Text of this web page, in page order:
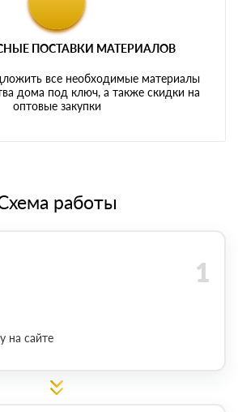
ПОСТАВКИ МАТЕРИАЛОВ
все необходимые материалы
дома под ключ, а также скидки на
оптовые закупки
работы
на сайте